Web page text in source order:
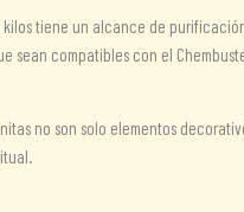
kilos tiene un alcance de
sean compatibles con el
no son solo elementos